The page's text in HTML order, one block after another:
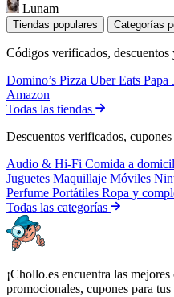
Lunam
Tiendas populares Categorías
Códigos verificados,
Domino’s Pizza Uber Eats Papa
Amazon
Todas las tiendas
Descuentos verificados, cupones
Audio & Hi-Fi Comida a
Juguetes Maquillaje Móviles
Perfume Portátiles Ropa y
Todas las categorías
¡Chollo.es encuentra las
promocionales, cupones para